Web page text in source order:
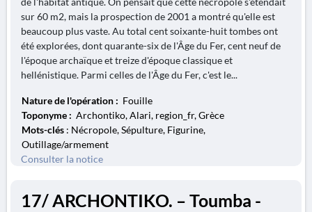
sur 60 m2, mais la prospection de 2001 a montré qu'elle est
beaucoup plus vaste. Au total cent soixante-huit tombes ont
été explorées, dont quarante-six de l'Âge du Fer, cent neuf de
l'époque archaïque et treize d'époque classique et
hellénistique. Parmi celles de l'Âge du Fer, c'est le...
Nature de l'opération : Fouille
Toponyme : Archontiko, Alari, region_fr, Grèce
Mots-clés : Nécropole, Sépulture, Figurine,
Outillage/armement
Consulter la notice
17/ ARCHONTIKO. – Toumba -